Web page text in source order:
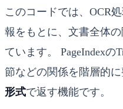
このコードでは、OCR
報をもとに、文書全体
ています。 PageIndexの
節などの関係を階層的
形式で返す機能です。